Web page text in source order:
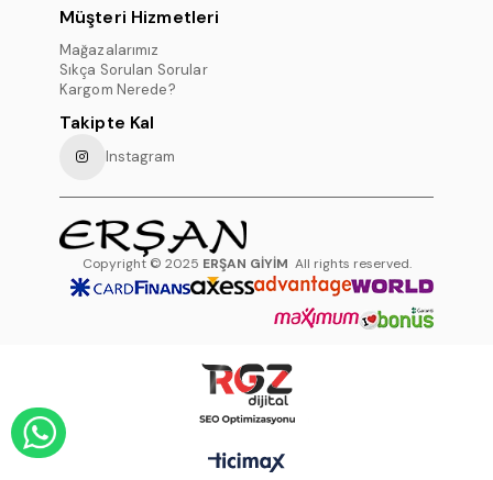
Müşteri Hizmetleri
Mağazalarımız
Sıkça Sorulan Sorular
Kargom Nerede?
Takipte Kal
Instagram
Copyright © 2025 ERŞAN GİYİM All rights reserved.